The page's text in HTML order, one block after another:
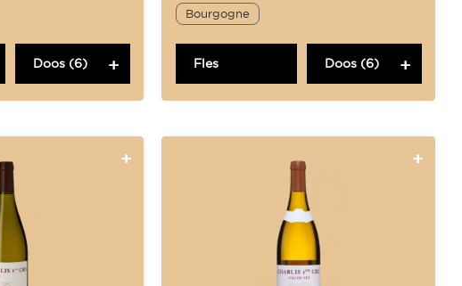
Doos (6)
Bourgogne
Fles Doos (6)